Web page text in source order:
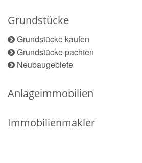
Grundstücke
Grundstücke kaufen
Grundstücke pachten
Neubaugebiete
Anlageimmobilien
Immobilienmakler